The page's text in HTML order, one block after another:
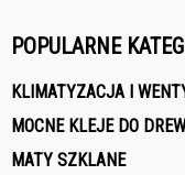
POPULARNE
KLIMATYZACJA I
MOCNE KLEJE DO
MATY SZKLANE